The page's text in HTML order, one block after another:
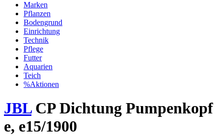
Marken
Pflanzen
Bodengrund
Einrichtung
Technik
Pflege
Futter
Aquarien
Teich
%Aktionen
JBLCP Dichtung Pumpenkopf
e, e15/1900